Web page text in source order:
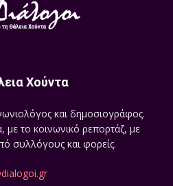
Χούντα
και δημοσιογράφος.
με το κοινωνικό ρεπορτάζ, με
συλλόγους και φορείς.